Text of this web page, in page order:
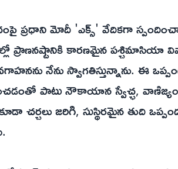
ప్రధాని మోదీ 'ఎక్స్' వేదికగా
ప్రాణనష్టానికి కారణమైన పశ్చిమాసియా
నేను స్వాగతిస్తున్నాను. ఈ
పాటు నౌకాయాన స్వేచ్ఛ,
చర్చలు జరిగి, సుస్థిరమైన తుది